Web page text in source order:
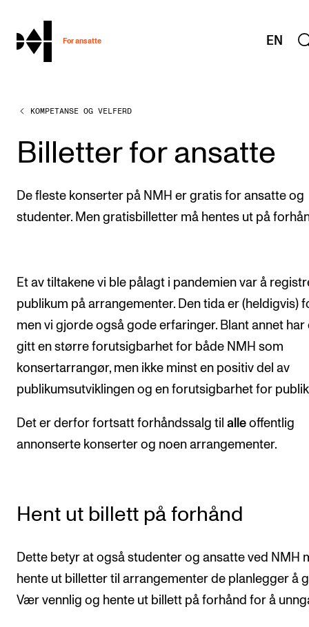
hjem
For ansatte EN
MITT ARBEIDSFORHOLD
Arbeidstid og lønn
Reiser og utveksling
Kompetanse og velferd
Overordnet i mitt arbeid
Refusjon av utlegg
VERKTØY OG HJELP
IT og digitale tjenester
Canvas
Kommunikasjon
Eksamen og vitnemål
Timeplaner og undervisning
Utvikling av studieplaner og kurs
KOMPETANSE OG VELFERD
Billetter for ansatte
De fleste konserter på NMH er gratis for ansatte og
studenter. Men gratisbilletter må hentes ut på
Et av tiltakene vi ble pålagt i pandemien var å
publikum på arrangementer. Den tida er (heldigvis)
men vi gjorde også gode erfaringer. Blant annet har
gitt en større forutsigbarhet for både NMH som
konsertarrangør, men ikke minst en positiv del av
publikumsutviklingen og en forutsigbarhet for
Det er derfor fortsatt forhåndssalg til alle offentlig
annonserte konserter og noen arrangementer.
Hent ut billett på forhånd
Dette betyr at også studenter og ansatte ved NMH
hente ut billetter til arrangementer de planlegger å
Vær vennlig og hente ut billett på forhånd for å